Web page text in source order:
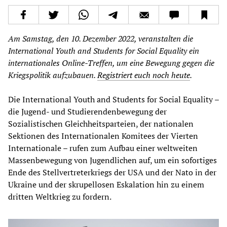
Am Samstag, den 10. Dezember 2022, veranstalten die
International Youth and Students for Social Equality ein
internationales Online-Treffen, um eine Bewegung gegen die
Kriegspolitik aufzubauen.Registriert euch noch heute.
Die International Youth and Students for Social Equality –
die Jugend- und Studierendenbewegung der
Sozialistischen Gleichheitsparteien, der nationalen
Sektionen des Internationalen Komitees der Vierten
Internationale – rufen zum Aufbau einer weltweiten
Massenbewegung von Jugendlichen auf, um ein sofortiges
Ende des Stellvertreterkriegs der USA und der Nato in der
Ukraine und der skrupellosen Eskalation hin zu einem
dritten Weltkrieg zu fordern.